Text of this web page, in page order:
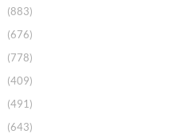
(883)
(676)
(778)
(409)
(491)
(643)